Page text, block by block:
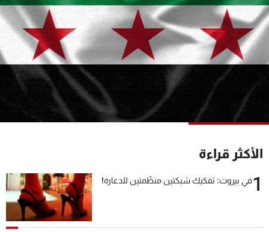
الأكثر قراءة
1في بيروت: تفكيك شبكتين منظّمتين للدعارة!
كأس العالم
البرامج
جدول البرامج
شاهد البرامج
الترددات
عن MTV
لاعلاناتكم
شروط الإسـتخدام
سياسة الخصوصية